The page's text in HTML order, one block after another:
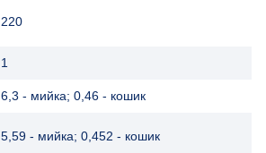
220
1
6,3 - мийка; 0,46 - кошик
5,59 - мийка; 0,452 - кошик